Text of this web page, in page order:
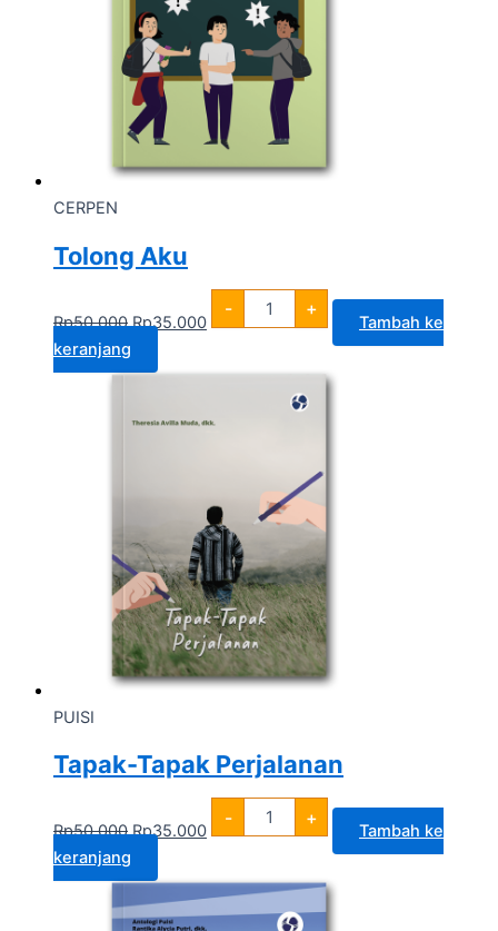
CERPEN
Tolong Aku
Rp50.000 Rp35.000
- +
Tambah ke
keranjang
PUISI
Tapak-Tapak Perjalanan
Rp50.000 Rp35.000
- +
Tambah ke
keranjang